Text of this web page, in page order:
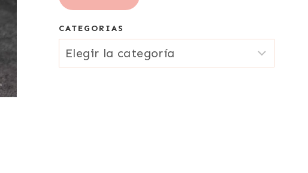
correo
electrónico
{Email}
CATEGORIAS
CATEGORIAS